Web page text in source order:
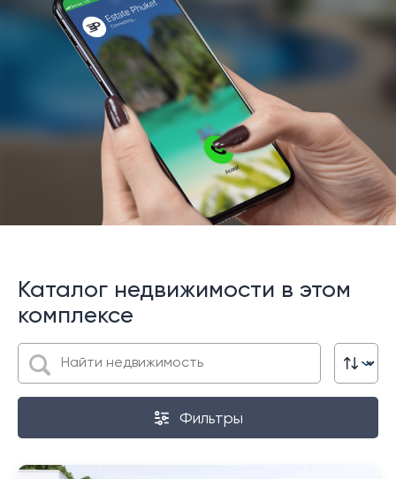
Каталог недвижимости в этом
комплексе
Фильтры